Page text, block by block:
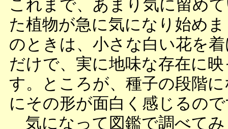
これまで、あまり気に留め
た植物が急に気になり始め
のときは、小さな白い花を
だけで、実に地味な存在に
す。ところが、種子の段階
にその形が面白く感じるの
気になって図鑑で調べて